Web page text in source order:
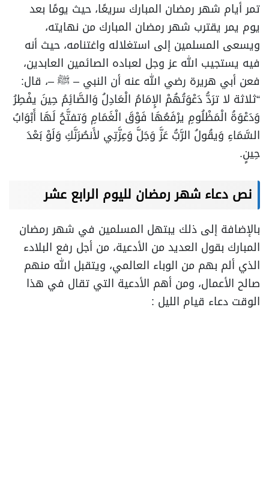
تمر أيام شهر رمضان المبارك سريعًا، حيث يومًا بعد
يوم يمر يقترب شهر رمضان المبارك من نهايته،
ويسعى المسلمين إلى استغلاله واغتنامه، حيث أنه
فيه يستجيب الله عز وجل لعباده الصائمين العابدين،
فعن أبي هريرة رضي الله عنه أن النبي – ﷺ –، قال:
“ثلاثة لا ترَدُّ دَعْوَتُهُمْ الإِمَامُ الْعَادِلُ وَالصَّائِمُ حِينَ يفْطِرُ
وَدَعْوَةُ الْمَظْلُومِ يرْفَعُهَا فَوْقَ الْغَمَامِ وَتفتَّحُ لَهَا أَبْوَابُ
السَّمَاءِ وَيقُولُ الرَّبُّ عَزَّ وَجَلَّ وَعِزَّتِي لأَنصُرَنَّكِ وَلَوْ بَعْدَ
حِينٍ.
نص دعاء شهر رمضان لليوم الرابع عشر
بالإضافة إلى ذلك يبتهل المسلمين في شهر رمضان
المبارك بقول العديد من الأدعية، من أجل رفع البلادء
الذي ألم بهم من الوباء العالمي، ويتقبل الله منهم
صالح الأعمال، ومن أهم الأدعية التي تقال في هذا
الوقت دعاء قيام الليل :